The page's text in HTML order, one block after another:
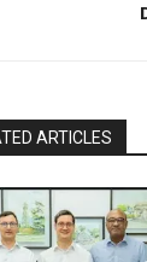
ARTICLES